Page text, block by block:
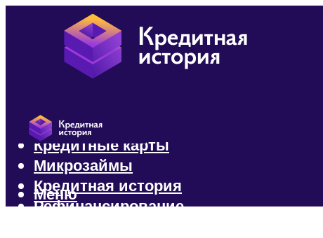
Кредиты
Кредитные карты
Микрозаймы
Кредитная история
Рефинансирование
Меню